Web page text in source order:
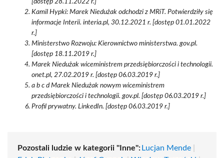
[dostęp 28.11.2022 r.]
Kamil Hypki: Marek Niedużak odchodzi z MRiT. Potwierdziły się
informacje Interii. interia.pl, 30.12.2021 r. [dostęp 01.01.2022
r.]
Ministerstwo Rozwoju: Kierownictwo ministerstwa. gov.pl.
[dostęp 18.11.2019 r.]
Marek Niedużak wiceministrem przedsiębiorczości i technologii.
onet.pl, 27.02.2019 r. [dostęp 06.03.2019 r.]
a b c d Marek Niedużak nowym wiceministrem
przedsiębiorczości i technologii. gov.pl. [dostęp 06.03.2019 r.]
Profil prywatny. LinkedIn. [dostęp 06.03.2019 r.]
Pozostali ludzie w kategorii "Inne": Lucjan Mende